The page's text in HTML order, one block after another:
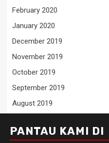
February 2020
January 2020
December 2019
November 2019
October 2019
September 2019
August 2019
PANTAU KAMI DI